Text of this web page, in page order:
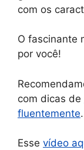
com os
O fascinante
por você!
com dicas de
fluentemente
Esse vídeo